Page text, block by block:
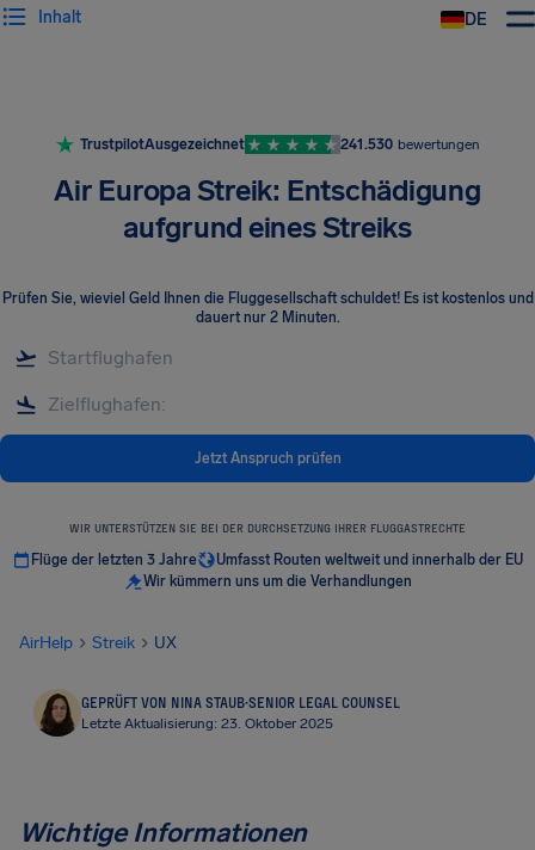
DE
Inhalt
TrustpilotAusgezeichnet 241.530 bewertungen
Air Europa Streik: Entschädigung
aufgrund eines Streiks
Prüfen Sie, wieviel Geld Ihnen die Fluggesellschaft schuldet! Es ist kostenlos und
dauert nur 2 Minuten.
Jetzt Anspruch prüfen
WIR UNTERSTÜTZEN SIE BEI DER DURCHSETZUNG IHRER FLUGGASTRECHTE
Flüge der letzten 3 Jahre
Umfasst Routen weltweit und innerhalb der EU
Wir kümmern uns um die Verhandlungen
AirHelp Streik UX
GEPRÜFT VON NINA STAUB·SENIOR LEGAL COUNSEL
Letzte Aktualisierung: 23. Oktober 2025
Wichtige Informationen